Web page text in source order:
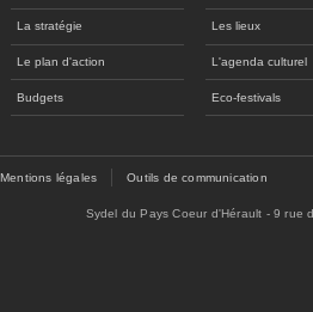
La stratégie
Le plan d'action
Budgets
Les lieux
L'agenda culturel
Eco-festivals
Mentions légales Outils de communication
Sydel du Pays Coeur d'Hérault - 9